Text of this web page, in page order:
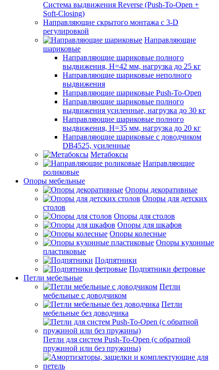
Система выдвижения Reverse (Push-To-Open +
Soft-Closing)
Направляющие скрытого монтажа с 3-D
регулировкой
Направляющие
шариковые
Направляющие шариковые полного
выдвижения, H=42 мм, нагрузка до 25 кг
Направляющие шариковые неполного
выдвижения
Направляющие шариковые Push-To-Open
Направляющие шариковые полного
выдвижения усиленные, нагрузка до 30 кг
Направляющие шариковые полного
выдвижения, H=35 мм, нагрузка до 20 кг
Направляющие шариковые с доводчиком
DB4525, усиленные
Метабоксы
Направляющие
роликовые
Опоры мебельные
Опоры декоративные
Опоры для детских
столов
Опоры для столов
Опоры для шкафов
Опоры колесные
Опоры кухонные
пластиковые
Подпятники
Подпятники фетровые
Петли мебельные
Петли
мебельные с доводчиком
Петли
мебельные без доводчика
Петли для систем Push-To-Open (с обратной
пружиной или без пружины)